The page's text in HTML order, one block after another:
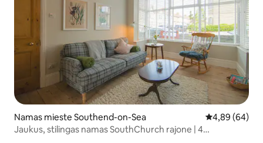
Namas mieste Southend-on-Sea Vidutinis
4,89 (64)
Jaukus, stilingas namas SouthChurch rajone | 4